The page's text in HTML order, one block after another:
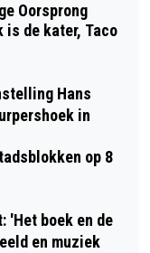
Oorsprong
is de kater, Taco
Hans
in
op 8
'Het boek en de
en muziek